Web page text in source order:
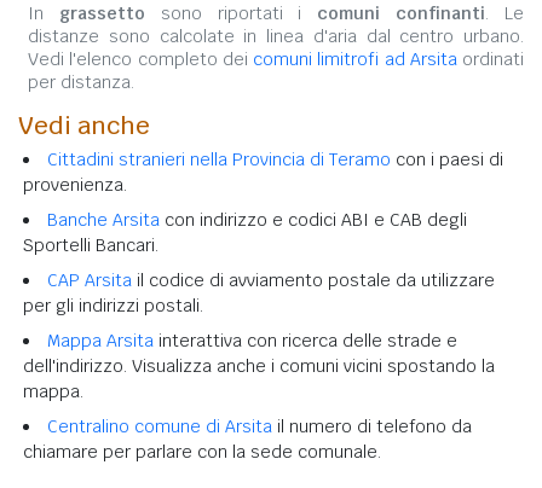
In grassetto sono riportati i comuni confinanti. Le
distanze sono calcolate in linea d'aria dal centro urbano.
Vedi l'elenco completo dei comuni limitrofi ad Arsitaordinati
per distanza.
Vedi anche
Cittadini stranieri nella Provincia di Teramo con i paesi di
provenienza.
Banche Arsita con indirizzo e codici ABI e CAB degli
Sportelli Bancari.
CAP Arsita il codice di avviamento postale da utilizzare
per gli indirizzi postali.
Mappa Arsita interattiva con ricerca delle strade e
dell'indirizzo. Visualizza anche i comuni vicini spostando la
mappa.
Centralino comune di Arsita il numero di telefono da
chiamare per parlare con la sede comunale.